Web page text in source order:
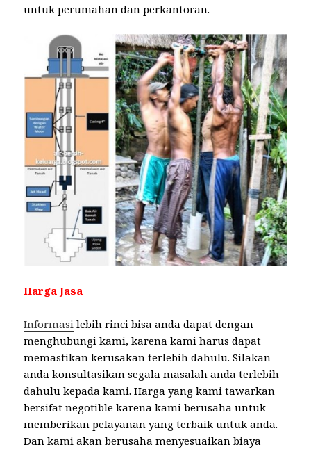
untuk perumahan dan perkantoran.
Harga Jasa
Informasi lebih rinci bisa anda dapat dengan
menghubungi kami, karena kami harus dapat
memastikan kerusakan terlebih dahulu. Silakan
anda konsultasikan segala masalah anda terlebih
dahulu kepada kami. Harga yang kami tawarkan
bersifat negotible karena kami berusaha untuk
memberikan pelayanan yang terbaik untuk anda.
Dan kami akan berusaha menyesuaikan biaya